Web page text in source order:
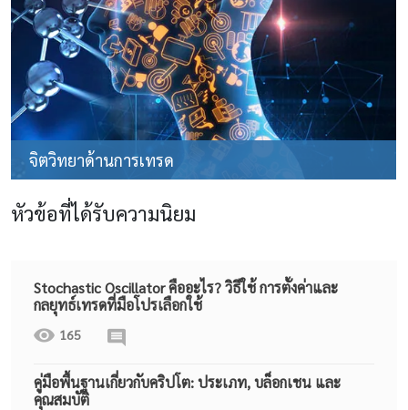
จิตวิทยาด้านการเทรด
หัวข้อที่ได้รับความนิยม
Stochastic Oscillator คืออะไร? วิธีใช้ การตั้งค่าและ
กลยุทธ์เทรดที่มือโปรเลือกใช้
165
คู่มือพื้นฐานเกี่ยวกับคริปโต: ประเภท, บล็อกเชน และ
คุณสมบัติ